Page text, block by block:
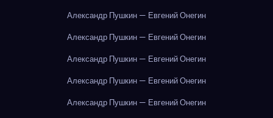
Александр Пушкин — Евгений Онегин
Александр Пушкин — Евгений Онегин
Александр Пушкин — Евгений Онегин
Александр Пушкин — Евгений Онегин
Александр Пушкин — Евгений Онегин